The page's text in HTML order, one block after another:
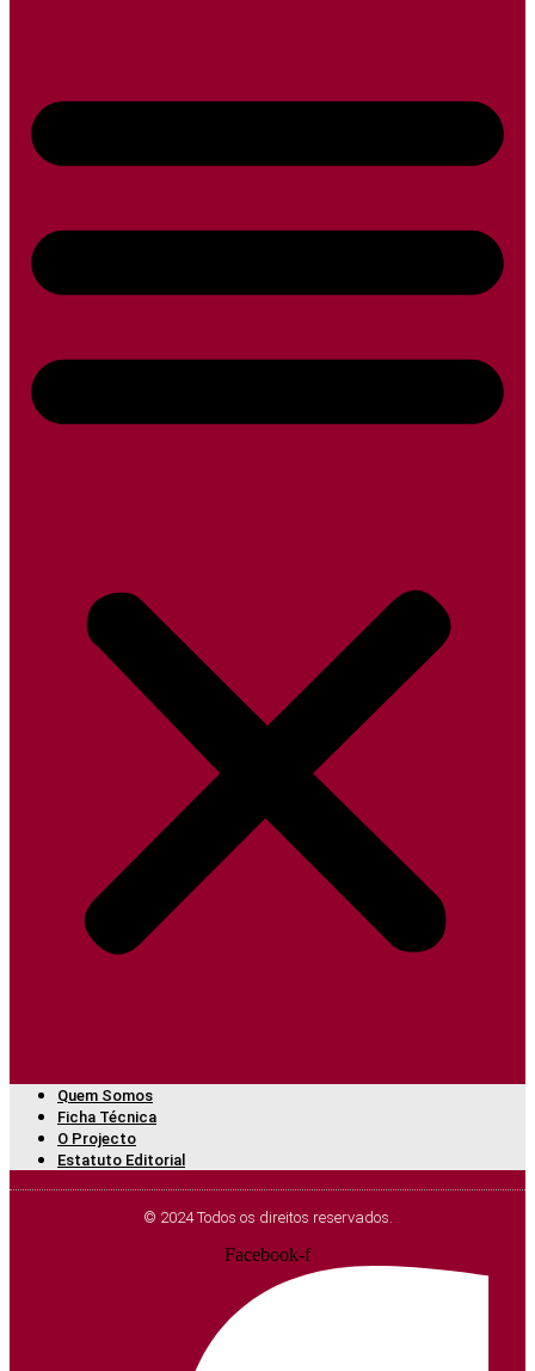
Quem Somos
Ficha Técnica
O Projecto
Estatuto Editorial
© 2024 Todos os direitos reservados.
Facebook-f